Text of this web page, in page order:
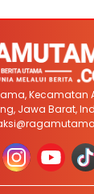
Kecamatan
Jawa Barat,